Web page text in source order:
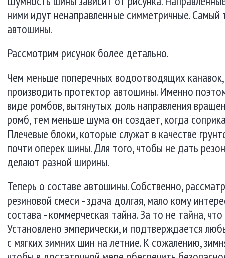
ними идут ненаправленные симметричные.
автошины.
Рассмотрим рисунок более детально.
Чем меньше поперечных водоотводящих
производить протектор автошины. Именно
виде ромбов, вытянутых доль направления
ромб, тем меньше шума он создает, когда
Плечевые блоки, которые служат в качестве
почти оперек шины. Для того, чтобы не дать
делают разной ширины.
Теперь о составе автошины. Собственно,
резиновой смеси - здача долгая, мало кому
состава - коммерческая тайна. За то не тайна,
Установлено эмперически, и подтверждается
с мягких зимних шин на летние. К сожалению,